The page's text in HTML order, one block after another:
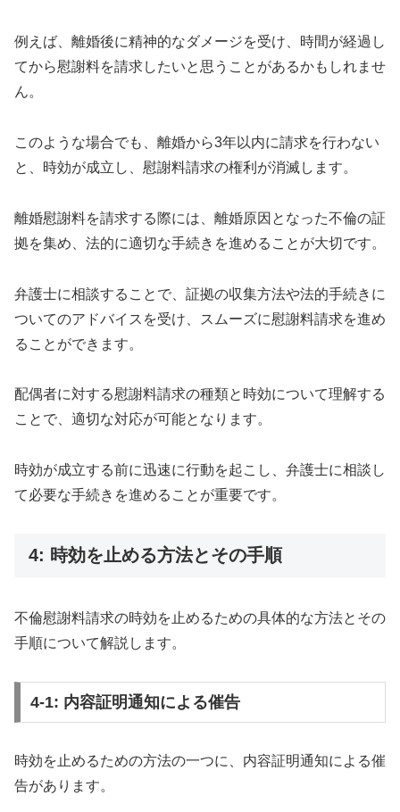
例えば、離婚後に精神的なダメージを受け、時間が経過し
てから慰謝料を請求したいと思うことがあるかもしれませ
ん。
このような場合でも、離婚から3年以内に請求を行わない
と、時効が成立し、慰謝料請求の権利が消滅します。
離婚慰謝料を請求する際には、離婚原因となった不倫の証
拠を集め、法的に適切な手続きを進めることが大切です。
弁護士に相談することで、証拠の収集方法や法的手続きに
ついてのアドバイスを受け、スムーズに慰謝料請求を進め
ることができます。
配偶者に対する慰謝料請求の種類と時効について理解する
ことで、適切な対応が可能となります。
時効が成立する前に迅速に行動を起こし、弁護士に相談し
て必要な手続きを進めることが重要です。
4: 時効を止める方法とその手順
不倫慰謝料請求の時効を止めるための具体的な方法とその
手順について解説します。
4-1: 内容証明通知による催告
時効を止めるための方法の一つに、内容証明通知による催
告があります。